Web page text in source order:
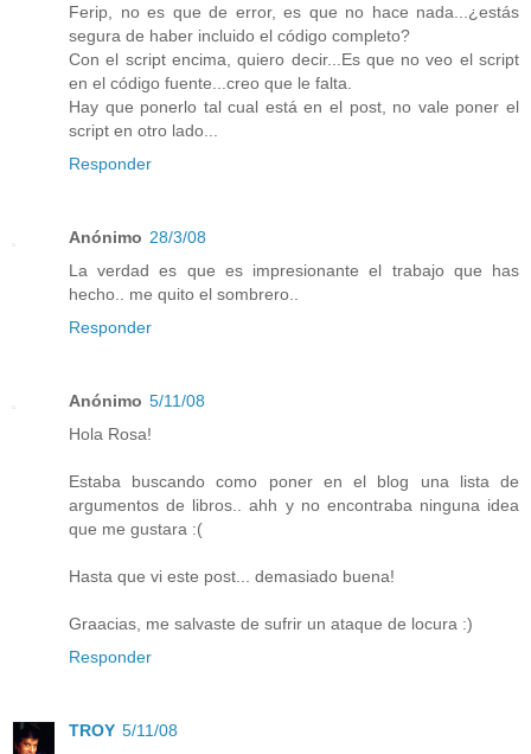
Ferip, no es que de error, es que no hace nada...¿estás
segura de haber incluido el código completo?
Con el script encima, quiero decir...Es que no veo el script
en el código fuente...creo que le falta.
Hay que ponerlo tal cual está en el post, no vale poner el
script en otro lado...
Responder
Anónimo 28/3/08
La verdad es que es impresionante el trabajo que has
hecho.. me quito el sombrero..
Responder
Anónimo 5/11/08
Hola Rosa!
Estaba buscando como poner en el blog una lista de
argumentos de libros.. ahh y no encontraba ninguna idea
que me gustara :(
Hasta que vi este post... demasiado buena!
Graacias, me salvaste de sufrir un ataque de locura :)
Responder
TROY 5/11/08